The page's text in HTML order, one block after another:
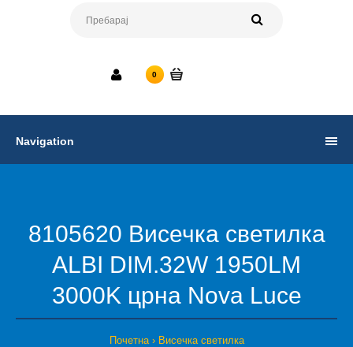
0
Navigation
8105620 Висечка светилка
ALBI DIM.32W 1950LM
3000K црна Nova Luce
Почетна
Висечка светилка